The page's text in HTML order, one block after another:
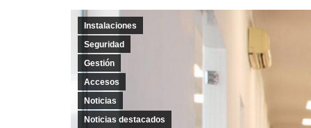
Instalaciones
Seguridad
Gestión
Accesos
Noticias
Noticias destacados